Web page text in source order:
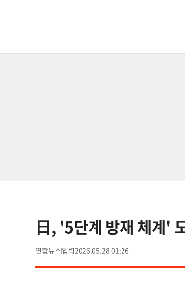
日, '5단계 방재 체계'
연합뉴스 2026.05.28 01:26